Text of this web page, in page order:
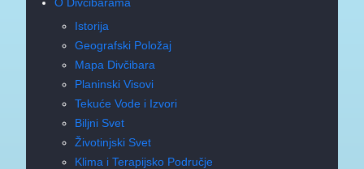
Istorija
Geografski Položaj
Mapa Divčibara
Planinski Visovi
Tekuće Vode i Izvori
Biljni Svet
Životinjski Svet
Klima i Terapijsko Područje